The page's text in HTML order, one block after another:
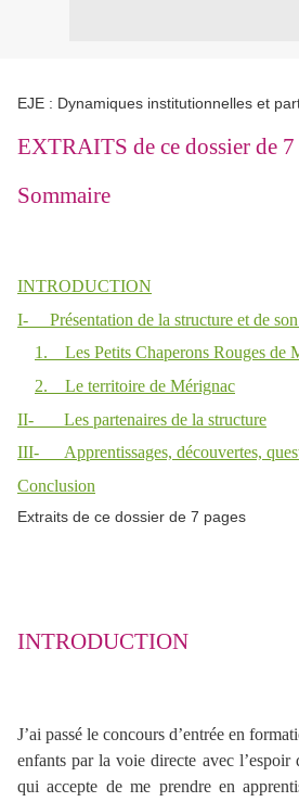
EJE : Dynamiques institutionnelles et
EXTRAITS de ce dossier de 7
Sommaire
INTRODUCTION
I- Présentation de la structure et de
1. Les Petits Chaperons Rouges de
2. Le territoire de Mérignac
II- Les partenaires de la structure
III- Apprentissages, découvertes,
Conclusion
Extraits de ce dossier de 7 pages
INTRODUCTION
J’ai passé le concours d’entrée en
enfants par la voie directe avec l’espoir
qui accepte de me prendre en